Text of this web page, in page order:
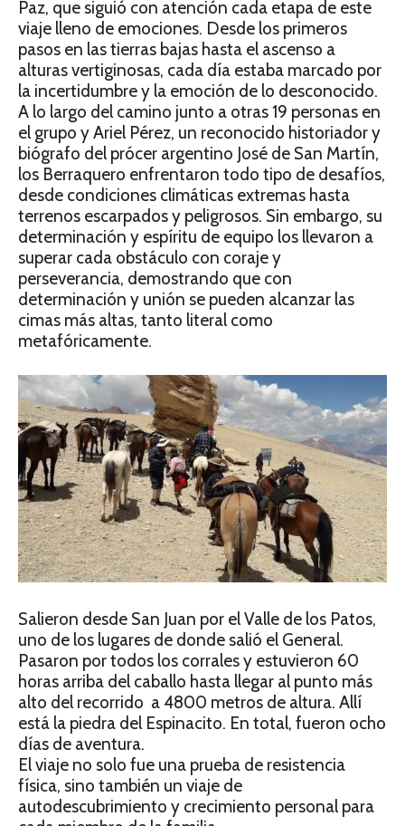
Paz, que siguió con atención cada etapa de este
viaje lleno de emociones. Desde los primeros
pasos en las tierras bajas hasta el ascenso a
alturas vertiginosas, cada día estaba marcado por
la incertidumbre y la emoción de lo desconocido.
A lo largo del camino junto a otras 19 personas en
el grupo y Ariel Pérez, un reconocido historiador y
biógrafo del prócer argentino José de San Martín,
los Berraquero enfrentaron todo tipo de desafíos,
desde condiciones climáticas extremas hasta
terrenos escarpados y peligrosos. Sin embargo, su
determinación y espíritu de equipo los llevaron a
superar cada obstáculo con coraje y
perseverancia, demostrando que con
determinación y unión se pueden alcanzar las
cimas más altas, tanto literal como
metafóricamente.
Salieron desde San Juan por el Valle de los Patos,
uno de los lugares de donde salió el General.
Pasaron por todos los corrales y estuvieron 60
horas arriba del caballo hasta llegar al punto más
alto del recorrido a 4800 metros de altura. Allí
está la piedra del Espinacito. En total, fueron ocho
días de aventura.
El viaje no solo fue una prueba de resistencia
física, sino también un viaje de
autodescubrimiento y crecimiento personal para